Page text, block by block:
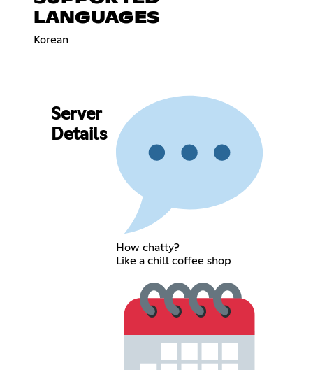
LANGUAGES
Korean
Server
Details
How chatty?
Like a chill coffee shop